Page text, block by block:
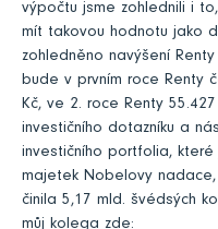
výpočtu jsme zohlednili i
mít takovou hodnotu jako
zohledněno navýšení
bude v prvním roce Renty
Kč, ve 2. roce Renty
investičního dotazníku a
investičního portfolia,
majetek Nobelovy nadace,
činila 5,17 mld. švédsých
můj kolega zde: